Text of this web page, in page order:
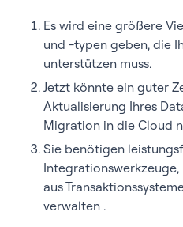
Es wird eine größere
und -typen geben, die
unterstützen muss.
Jetzt könnte ein guter
Aktualisierung Ihres
Migration in die Cloud
Sie benötigen
aus
verwalten .